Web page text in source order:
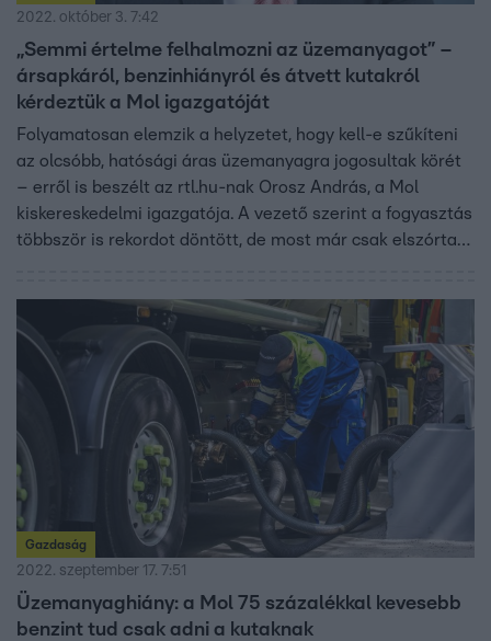
2022. október 3. 7:42
„Semmi értelme felhalmozni az üzemanyagot” –
ársapkáról, benzinhiányról és átvett kutakról
kérdeztük a Mol igazgatóját
Folyamatosan elemzik a helyzetet, hogy kell-e szűkíteni
az olcsóbb, hatósági áras üzemanyagra jogosultak körét
– erről is beszélt az rtl.hu-nak Orosz András, a Mol
kiskereskedelmi igazgatója. A vezető szerint a fogyasztás
többször is rekordot döntött, de most már csak elszórtan
Gazdaság
2022. szeptember 17. 7:51
Üzemanyaghiány: a Mol 75 százalékkal kevesebb
benzint tud csak adni a kutaknak